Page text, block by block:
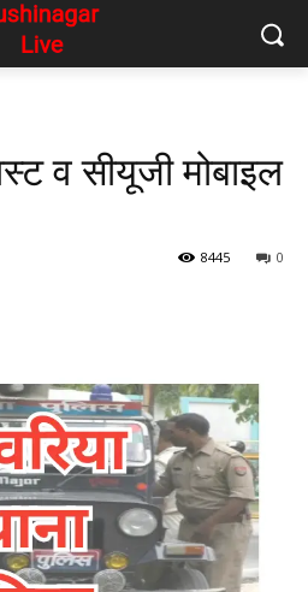
व सीयूजी मोबाइल
0
8445